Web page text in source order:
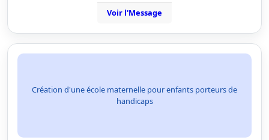
Voir l'Message
Création d'une école maternelle pour enfants porteurs de
handicaps